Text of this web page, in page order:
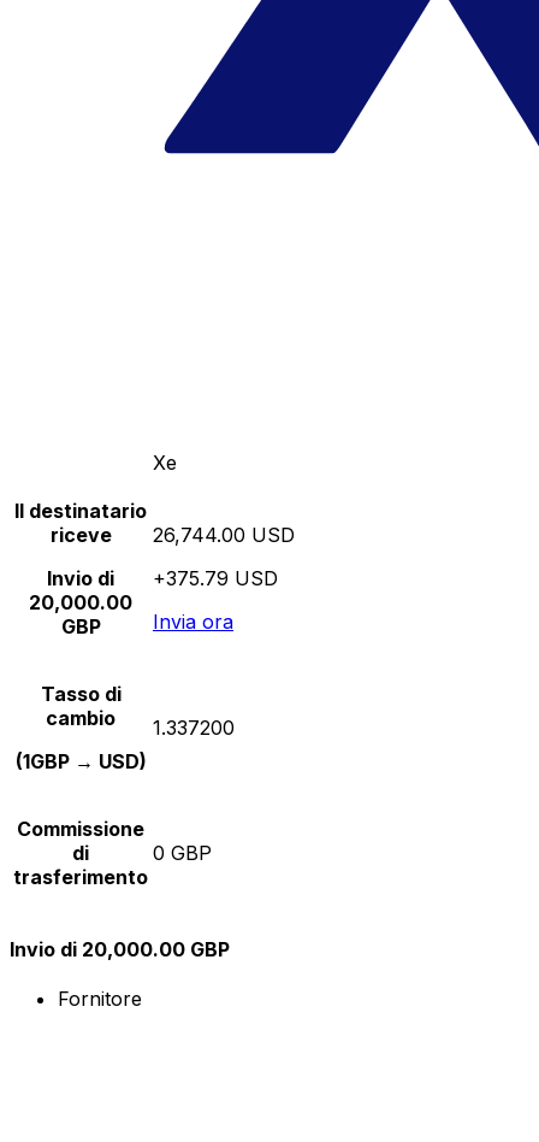
Xe
Il destinatario
riceve
Invio di
20,000.00
GBP
26,744.00 USD
+375.79 USD
Invia ora
Tasso di
cambio
(1GBP → USD)
1.337200
Commissione
di
trasferimento
0 GBP
Invio di 20,000.00 GBP
Fornitore